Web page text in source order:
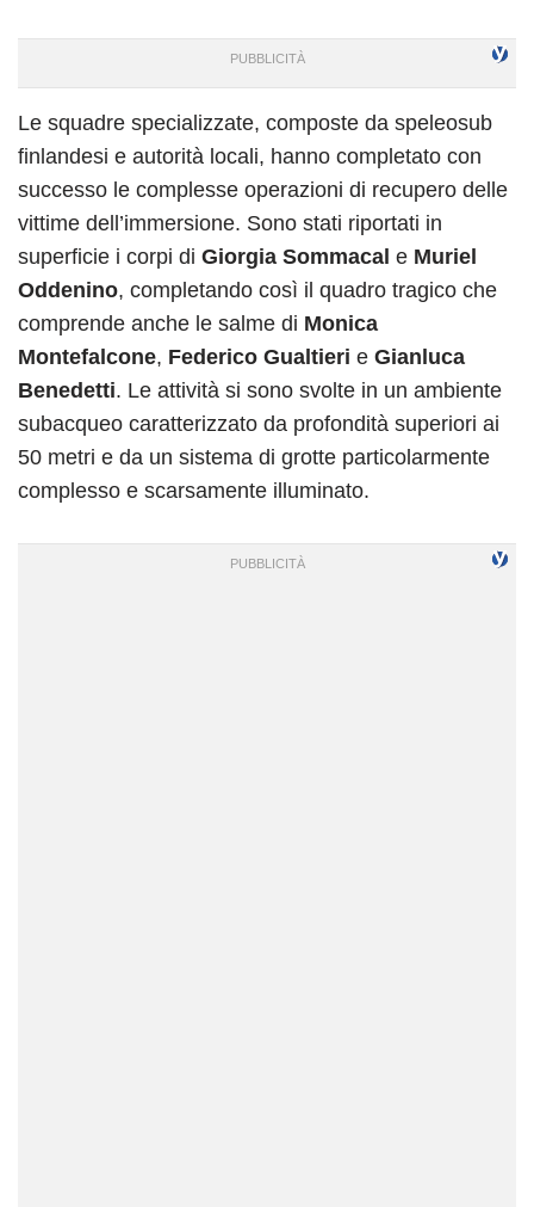
Le squadre specializzate, composte da speleosub
finlandesi e autorità locali, hanno completato con
successo le complesse operazioni di recupero delle
vittime dell’immersione. Sono stati riportati in
superficie i corpi di Giorgia Sommacal e Muriel
Oddenino, completando così il quadro tragico che
comprende anche le salme di Monica
Montefalcone, Federico Gualtieri e Gianluca
Benedetti. Le attività si sono svolte in un ambiente
subacqueo caratterizzato da profondità superiori ai
50 metri e da un sistema di grotte particolarmente
complesso e scarsamente illuminato.